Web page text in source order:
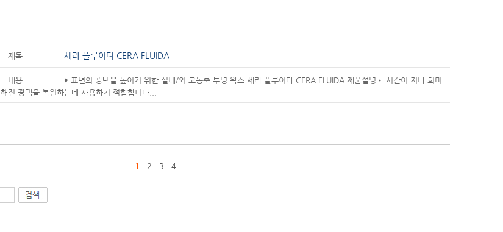
제목 세라 플루이다 CERA FLUIDA
내용
♦ 표면의 광택을 높이기 위한 실내/외 고농축 투명 왁스 세라 플루이다 CERA FLUIDA 제품설명• 시간이 지나 희미
해진 광택을 복원하는데 사용하기 적합합니다...
1 2 3 4